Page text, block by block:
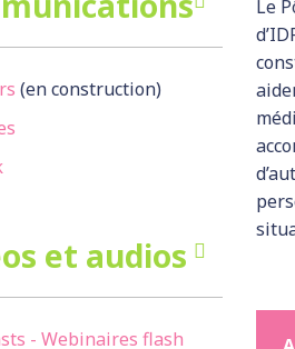
(en construction)
et audios
- Webinaires flash
Le